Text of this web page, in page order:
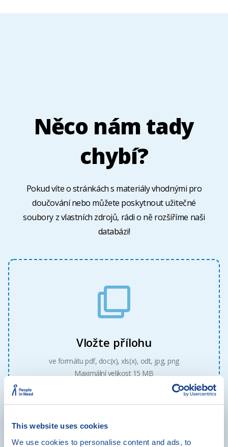
This website uses cookies
We use cookies to personalise content and ads, to
Něco nám tady
chybí?
Pokud víte o stránkách s materiály vhodnými pro
doučování nebo můžete poskytnout užitečné
soubory z vlastních zdrojů, rádi o ně rozšíříme naši
databázi!
Vložte přílohu
ve formátu pdf, doc(x), xls(x), odt, jpg, png
Maximální velikost 15 MB